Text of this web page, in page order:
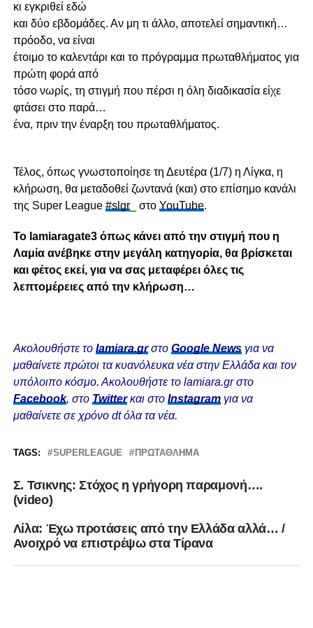
κι εγκριθεί εδώ
και δύο εβδομάδες. Αν μη τι άλλο, αποτελεί σημαντική…
πρόοδο, να είναι
έτοιμο το καλεντάρι και το πρόγραμμα πρωταθλήματος για
πρώτη φορά από
τόσο νωρίς, τη στιγμή που πέρσι η όλη διαδικασία είχε
φτάσει στο παρά…
ένα, πριν την έναρξη του πρωταθλήματος.
Τέλος, όπως γνωστοποίησε τη Δευτέρα (1/7) η Λίγκα, η
κλήρωση, θα μεταδοθεί ζωντανά (και) στο επίσημο κανάλι
της Super League #slgr_ στο YouTube.
Το lamiaragate3 όπως κάνει από την στιγμή που η
Λαμία ανέβηκε στην μεγάλη κατηγορία, θα βρίσκεται
και φέτος εκεί, για να σας μεταφέρει όλες τις
λεπτομέρειες από την κλήρωση…
Ακολουθήστε το lamiara.grστο Google Newsγια να
μαθαίνετε πρώτοι τα κυανόλευκα νέα στην Ελλάδα και τον
υπόλοιπο κόσμο. Ακολουθήστε το lamiara.gr στο
Facebook, στο Twitterκαι στο Instagram για να
μαθαίνετε σε χρόνο dt όλα τα νέα.
TAGS: SUPERLEAGUE ΠΡΩΤΆΘΛΗΜΑ
Σ. Τσικνης: Στόχος η γρήγορη παραμονή….
(video)
Λίλα: Έχω προτάσεις από την Ελλάδα αλλά… /
Ανοιχρό να επιστρέψω στα Τίρανα